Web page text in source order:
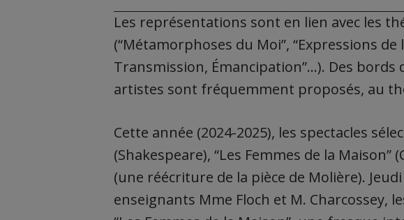
Les représentations sont en lien avec les
(“Métamorphoses du Moi”, “Expressions de
Transmission, Émancipation”…). Des bords
artistes sont fréquemment proposés, au
Cette année (2024-2025), les spectacles
(Shakespeare), “Les Femmes de la Maison”
(une réécriture de la pièce de Molière).
enseignants Mme Floch et M. Charcossey,